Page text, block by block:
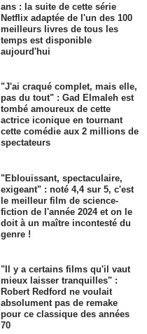
ans : la suite de cette série
Netflix adaptée de l'un des 100
meilleurs livres de tous les
temps est disponible
aujourd'hui
"J'ai craqué complet, mais elle,
pas du tout" : Gad Elmaleh est
tombé amoureux de cette
actrice iconique en tournant
cette comédie aux 2 millions de
spectateurs
"Eblouissant, spectaculaire,
exigeant" : noté 4,4 sur 5, c'est
le meilleur film de science-
fiction de l'année 2024 et on le
doit à un maître incontesté du
genre !
"Il y a certains films qu'il vaut
mieux laisser tranquilles" :
Robert Redford ne voulait
absolument pas de remake
pour ce classique des années
70